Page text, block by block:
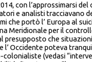
con l’approssimarsi
e analisti tracciavano
che portò l’ Europa al
Meridionale per il
che
l’ Occidente poteva
(vedasi